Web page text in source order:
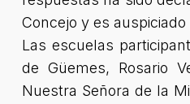
Concejo y es
Las escuelas
de Güemes, Rosario
Nuestra Señora de la